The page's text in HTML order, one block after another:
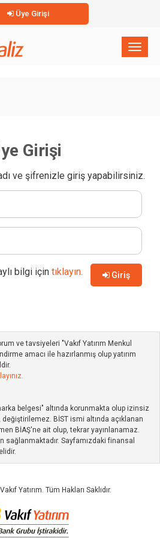
Üye Girişi
×
Girişi
adı ve şifrenizle giriş yapabilirsiniz.
Giriş
bilgi için tıklayın.
ve tavsiyeleri "Vakıf Yatırım Menkul
amacı ile hazırlanmış olup yatırım
belgesi" altında korunmakta olup izinsiz
BİST ismi altında açıklanan
BİAŞ'ne ait olup, tekrar yayınlanamaz.
sağlanmaktadır. Sayfamızdaki finansal
Yatırım. Tüm Hakları Saklıdır.